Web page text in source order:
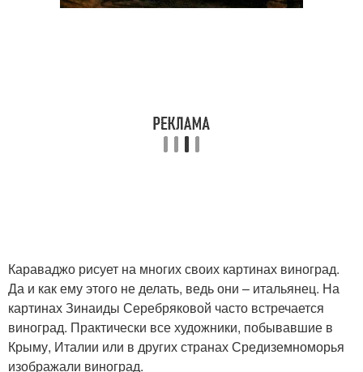
Караваджо рисует на многих своих картинах виноград.
Да и как ему этого не делать, ведь они – итальянец. На
картинах Зинаиды Серебряковой часто встречается
виноград. Практически все художники, побывавшие в
Крыму, Италии или в других странах Средиземноморья
изображали виноград.